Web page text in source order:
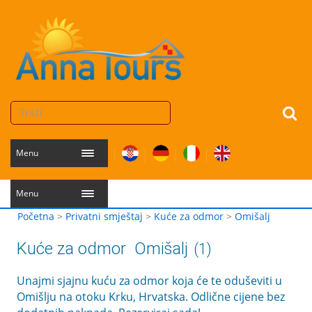
Menu
Menu
Početna > Privatni smještaj > Kuće za odmor > Omišalj
Kuće za odmor Omišalj (1)
Unajmi sjajnu kuću za odmor koja će te oduševiti u
Omišlju na otoku Krku, Hrvatska. Odlične cijene bez